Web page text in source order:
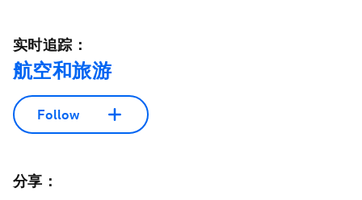
实时追踪：
航空和旅游
Follow
分享：